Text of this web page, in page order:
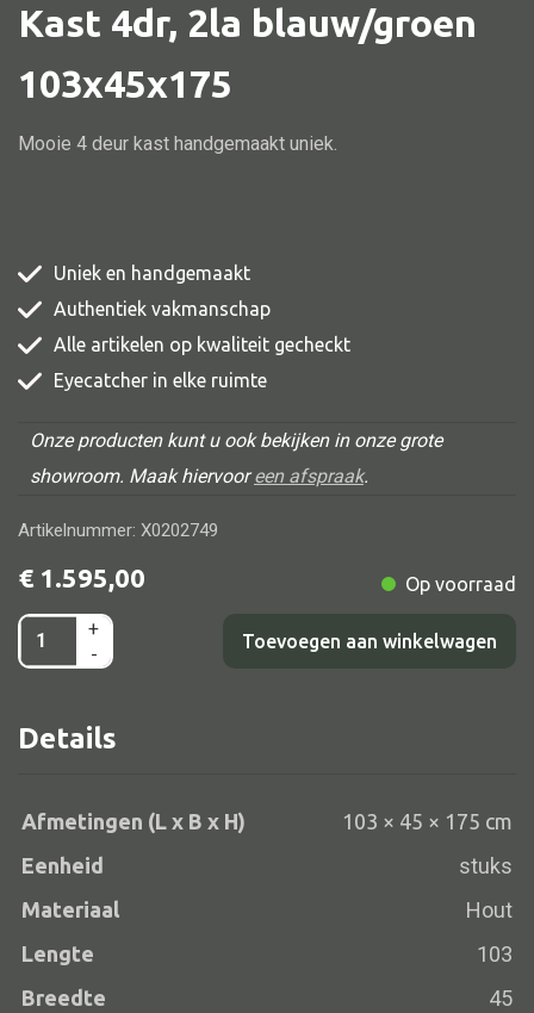
Barstoel
Kruk
Stoel overig
Alle banken
Bank gestoffeerd
Bank hout
Chaise longues
Poef
Alle lampen
Hanglamp
Vloerlamp
Lampenkappen
Alle deco
Vaas
Kast 4dr, 2la blauw/groen
103x45x175
Mooie 4 deur kast handgemaakt uniek.
Uniek en handgemaakt
Authentiek vakmanschap
Alle artikelen op kwaliteit gecheckt
Eyecatcher in elke ruimte
Onze producten kunt u ook bekijken in onze grote
showroom. Maak hiervooreen afspraak.
Artikelnummer: X0202749
€ 1.595,00 Op voorraad
Kast
4dr,
blauw/groen
aantal
+
-
Toevoegen aan winkelwagen
Details
Afmetingen (L x B x H)
103 × 45 × 175 cm
Eenheid
stuks
Materiaal Hout
Lengte 103
Breedte 45